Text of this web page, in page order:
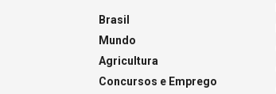
Brasil
Mundo
Agricultura
Concursos e Emprego